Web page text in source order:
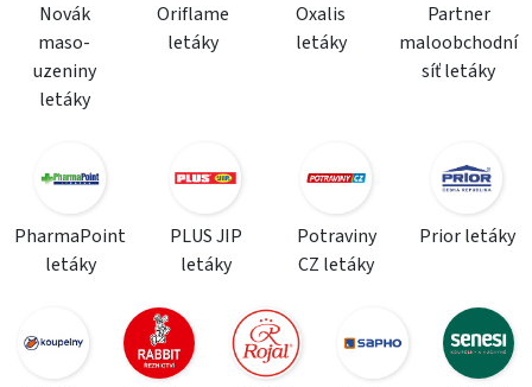
Novák
maso-
uzeniny
letáky
Oriflame
letáky
Oxalis
letáky
Partner
maloobchodní
síť letáky
PharmaPoint
letáky
PLUS JIP
letáky
Potraviny
CZ letáky
Prior letáky